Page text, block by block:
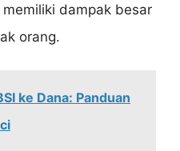
dampak besar
orang.
ke Dana: Panduan